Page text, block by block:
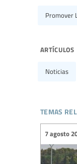
Promover
artículos
Noticias
temas
7 agosto